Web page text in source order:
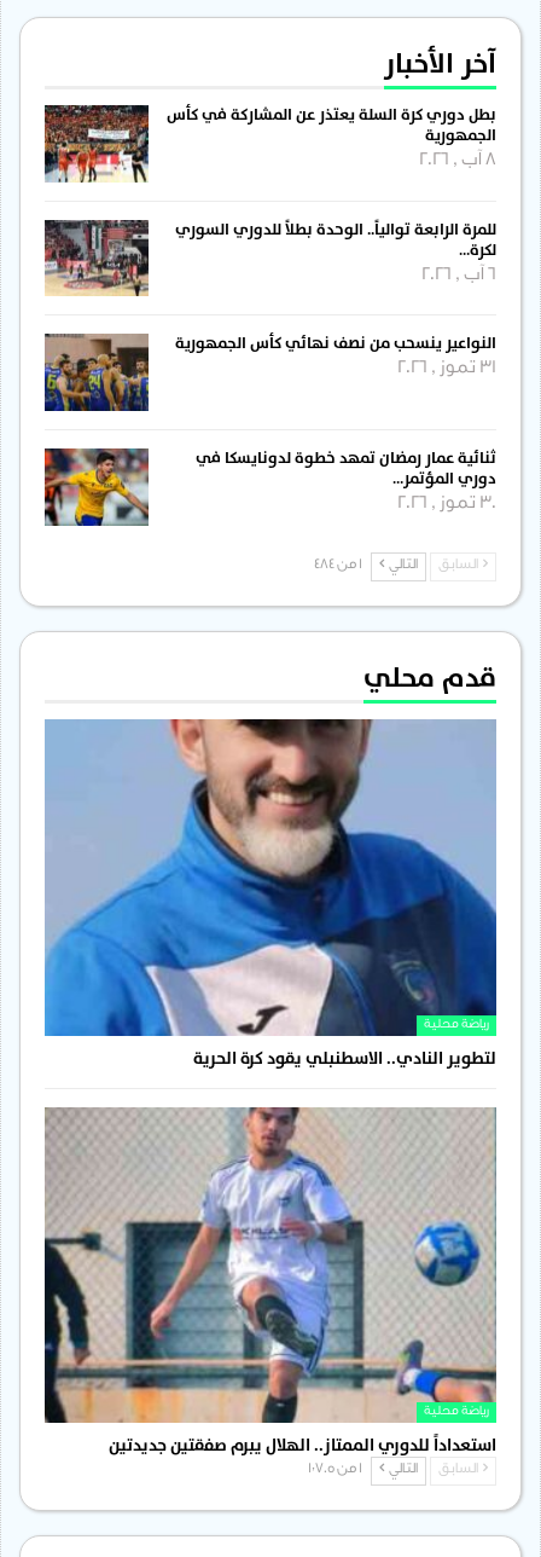
آخر الأخبار
بطل دوري كرة السلة يعتذر عن المشاركة في كأس
الجمهورية
للمرة الرابعة توالياً.. الوحدة بطلاً للدوري السوري
لكرة…
النواعير ينسحب من نصف نهائي كأس الجمهورية
31 تموز , 2026
ثنائية عمار رمضان تمهد خطوة لدونايسكا في
دوري المؤتمر…
30 تموز , 2026
السابق التالي
قدم محلي
رياضة محلية
لتطوير النادي.. الاسطنبلي يقود كرة الحرية
رياضة محلية
استعداداً للدوري الممتاز.. الهلال يبرم صفقتين جديدتين
السابق التالي